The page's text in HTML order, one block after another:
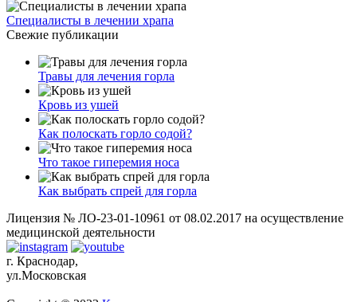
Специалисты в лечении храпа
Свежие публикации
Травы для лечения горла
Кровь из ушей
Как полоскать горло содой?
Что такое гиперемия носа
Как выбрать спрей для горла
Лицензия № ЛО-23-01-10961 от 08.02.2017 на осуществление
медицинской деятельности
г. Краснодар,
ул.Московская